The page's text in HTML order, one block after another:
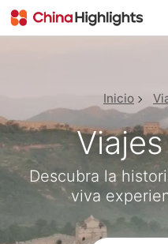
Inicio
Descubra la
viva